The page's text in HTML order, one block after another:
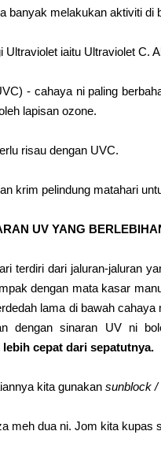
banyak melakukan aktiviti di
Ultraviolet iaitu Ultraviolet C.
- cahaya ni paling
lapisan ozone.
risau dengan UVC.
krim pelindung matahari
UV YANG
terdiri dari jaluran-jaluran
dengan mata kasar
lama di bawah
dengan sinaran UV ni
lebih cepat dari sepatutnya.
kita gunakan sunblock /
meh dua ni. Jom kita kupas